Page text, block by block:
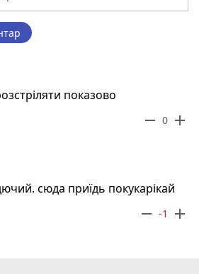
показово
remove 0 add
сюда приїдь покукарікай
remove -1 add